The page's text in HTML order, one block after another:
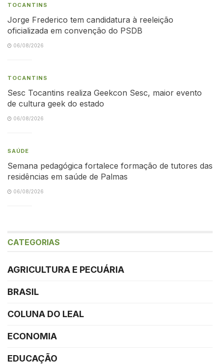
TOCANTINS
Jorge Frederico tem candidatura à reeleição
oficializada em convenção do PSDB
06/08/2026
TOCANTINS
Sesc Tocantins realiza Geekcon Sesc, maior evento
de cultura geek do estado
06/08/2026
SAÚDE
Semana pedagógica fortalece formação de tutores das
residências em saúde de Palmas
06/08/2026
CATEGORIAS
AGRICULTURA E PECUÁRIA
BRASIL
COLUNA DO LEAL
ECONOMIA
EDUCAÇÃO